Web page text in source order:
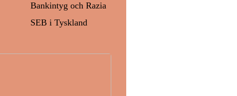
Bankintyg och Razia
SEB i Tyskland